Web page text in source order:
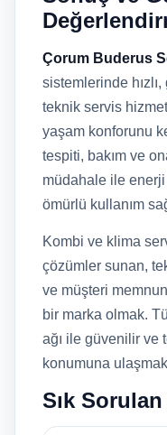
Çorum Buderus
sistemlerinde
teknik servis
yaşam konforunu
tespiti, bakım ve
müdahale ile enerji
ömürlü kullanım
Kombi ve klima
çözümler sunan,
ve müşteri
bir marka olmak.
ağı ile güvenilir ve
konumuna
Sık